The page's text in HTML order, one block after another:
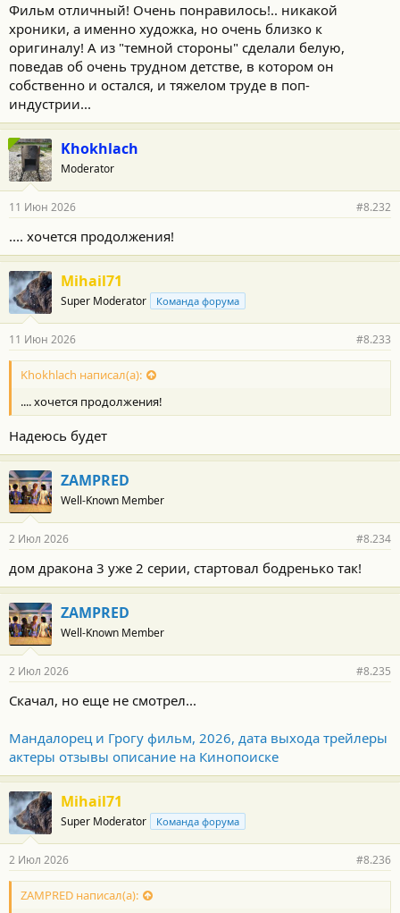
Фильм отличный! Очень понравилось!.. никакой
хроники, а именно художка, но очень близко к
оригиналу! А из "темной стороны" сделали белую,
поведав об очень трудном детстве, в котором он
собственно и остался, и тяжелом труде в поп-
индустрии...
Khokhlach
Moderator
11 Июн 2026 #8.232
.... хочется продолжения!
Mihail71
Super Moderator Команда форума
11 Июн 2026 #8.233
Khokhlach написал(а):
.... хочется продолжения!
Надеюсь будет
ZAMPRED
Well-Known Member
2 Июл 2026 #8.234
дом дракона 3 уже 2 серии, стартовал бодренько так!
ZAMPRED
Well-Known Member
2 Июл 2026 #8.235
Скачал, но еще не смотрел...
Мандалорец и Грогу фильм, 2026, дата выхода трейлеры
актеры отзывы описание на Кинопоиске
Mihail71
Super Moderator Команда форума
2 Июл 2026 #8.236
ZAMPRED написал(а):